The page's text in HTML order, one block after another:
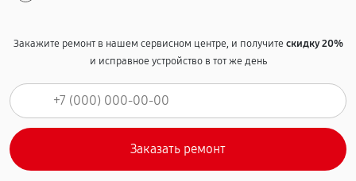
Закажите ремонт в нашем сервисном центре, и получитескидку 20%
и исправное устройство в тот же день